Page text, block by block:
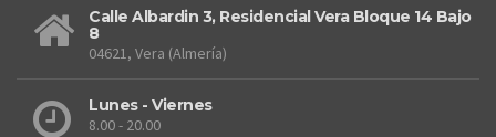
Calle Albardin 3, Residencial Vera Bloque 14 Bajo
8
04621, Vera (Almería)
Lunes - Viernes
8.00 - 20.00